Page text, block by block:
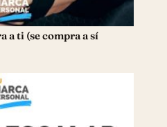
a ti (se compra a sí